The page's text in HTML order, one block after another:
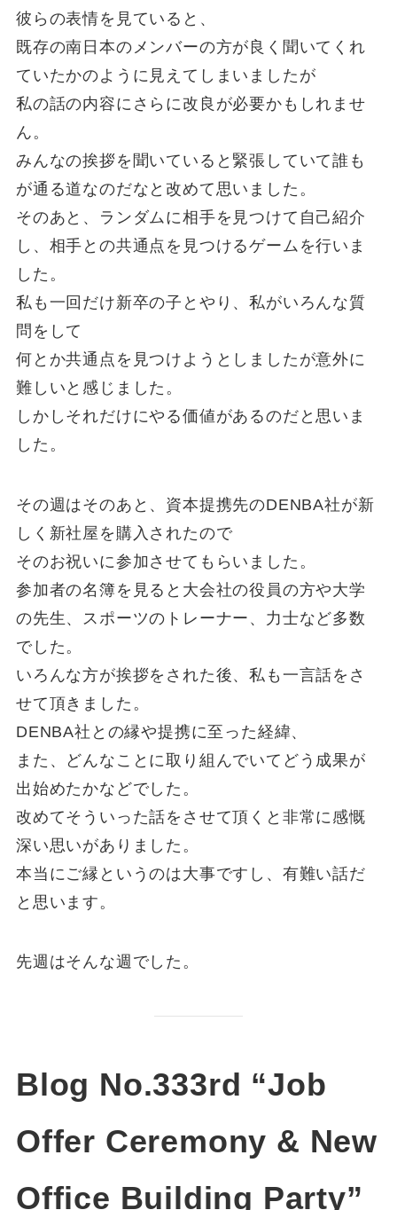
彼らの表情を見ていると、
既存の南日本のメンバーの方が良く聞いてくれ
ていたかのように見えてしまいましたが
私の話の内容にさらに改良が必要かもしれませ
ん。
みんなの挨拶を聞いていると緊張していて誰も
が通る道なのだなと改めて思いました。
そのあと、ランダムに相手を見つけて自己紹介
し、相手との共通点を見つけるゲームを行いま
した。
私も一回だけ新卒の子とやり、私がいろんな質
問をして
何とか共通点を見つけようとしましたが意外に
難しいと感じました。
しかしそれだけにやる価値があるのだと思いま
した。
その週はそのあと、資本提携先のDENBA社が新
しく新社屋を購入されたので
そのお祝いに参加させてもらいました。
参加者の名簿を見ると大会社の役員の方や大学
の先生、スポーツのトレーナー、力士など多数
でした。
いろんな方が挨拶をされた後、私も一言話をさ
せて頂きました。
DENBA社との縁や提携に至った経緯、
また、どんなことに取り組んでいてどう成果が
出始めたかなどでした。
改めてそういった話をさせて頂くと非常に感慨
深い思いがありました。
本当にご縁というのは大事ですし、有難い話だ
と思います。
先週はそんな週でした。
Blog No.333rd “Job
Offer Ceremony & New
Office Building Party”